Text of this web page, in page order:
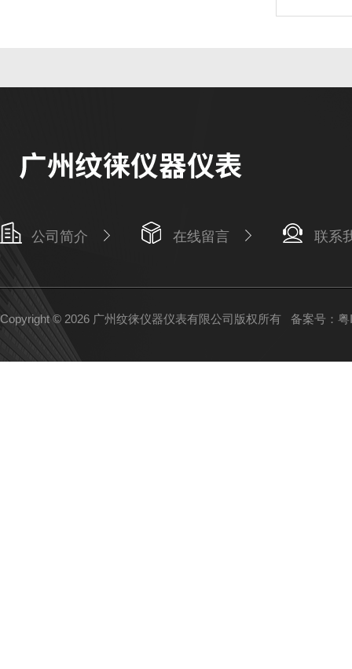
公司简介 在线留言 联系
Copyright © 2026 广州纹徕仪器仪表有限公司版权所有 备案号：